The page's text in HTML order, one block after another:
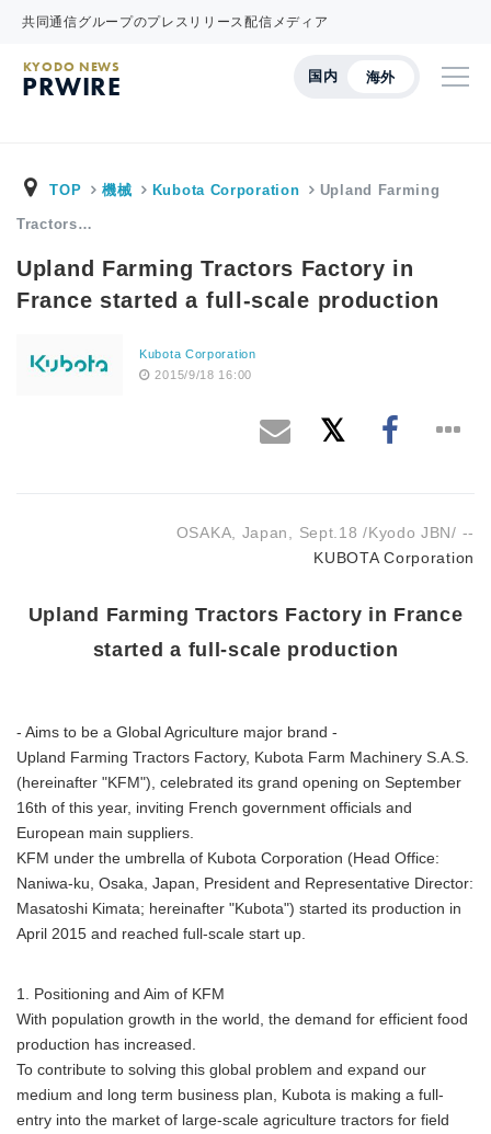
共同通信グループのプレスリリース配信メディア
国内 海外
KYODO NEWS
PRWIRE
TOP 機械 Kubota Corporation Upland Farming
Tractors…
Upland Farming Tractors Factory in
France started a full-scale production
Kubota Corporation
2015/9/18 16:00
OSAKA, Japan, Sept.18 /Kyodo JBN/ --
KUBOTA Corporation
Upland Farming Tractors Factory in France
started a full-scale production
- Aims to be a Global Agriculture major brand -
Upland Farming Tractors Factory, Kubota Farm Machinery S.A.S.
(hereinafter "KFM"), celebrated its grand opening on September
16th of this year, inviting French government officials and
European main suppliers.
KFM under the umbrella of Kubota Corporation (Head Office:
Naniwa-ku, Osaka, Japan, President and Representative Director:
Masatoshi Kimata; hereinafter "Kubota") started its production in
April 2015 and reached full-scale start up.
1. Positioning and Aim of KFM
With population growth in the world, the demand for efficient food
production has increased.
To contribute to solving this global problem and expand our
medium and long term business plan, Kubota is making a full-
entry into the market of large-scale agriculture tractors for field